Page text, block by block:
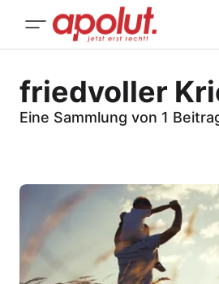
friedvoller
Eine Sammlung von 1